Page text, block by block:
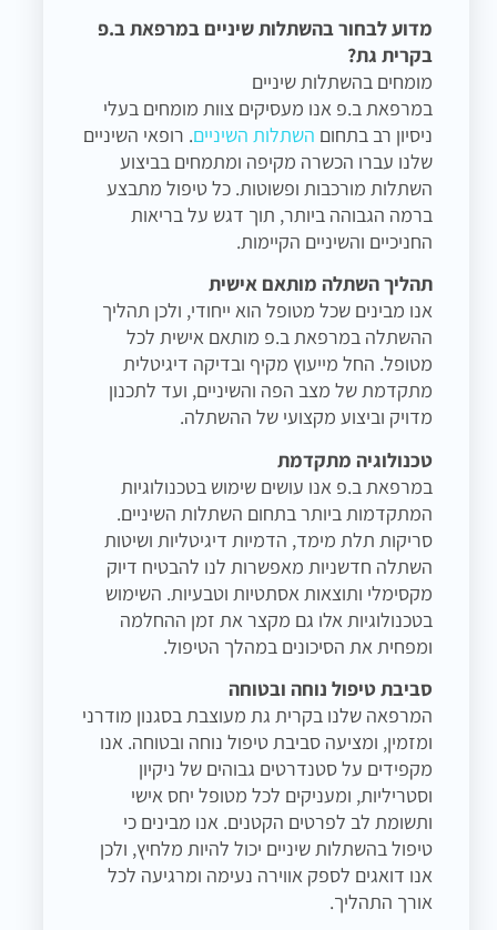
מדוע לבחור בהשתלות שיניים במרפאת ב.פ
בקרית גת?
מומחים בהשתלות שיניים
במרפאת ב.פ אנו מעסיקים צוות מומחים בעלי
ניסיון רב בתחום השתלות השיניים. רופאי השיניים
שלנו עברו הכשרה מקיפה ומתמחים בביצוע
השתלות מורכבות ופשוטות. כל טיפול מתבצע
ברמה הגבוהה ביותר, תוך דגש על בריאות
החניכיים והשיניים הקיימות.
תהליך השתלה מותאם אישית
אנו מבינים שכל מטופל הוא ייחודי, ולכן תהליך
ההשתלה במרפאת ב.פ מותאם אישית לכל
מטופל. החל מייעוץ מקיף ובדיקה דיגיטלית
מתקדמת של מצב הפה והשיניים, ועד לתכנון
מדויק וביצוע מקצועי של ההשתלה.
טכנולוגיה מתקדמת
במרפאת ב.פ אנו עושים שימוש בטכנולוגיות
המתקדמות ביותר בתחום השתלות השיניים.
סריקות תלת מימד, הדמיות דיגיטליות ושיטות
השתלה חדשניות מאפשרות לנו להבטיח דיוק
מקסימלי ותוצאות אסתטיות וטבעיות. השימוש
בטכנולוגיות אלו גם מקצר את זמן ההחלמה
ומפחית את הסיכונים במהלך הטיפול.
סביבת טיפול נוחה ובטוחה
המרפאה שלנו בקרית גת מעוצבת בסגנון מודרני
ומזמין, ומציעה סביבת טיפול נוחה ובטוחה. אנו
מקפידים על סטנדרטים גבוהים של ניקיון
וסטריליות, ומעניקים לכל מטופל יחס אישי
ותשומת לב לפרטים הקטנים. אנו מבינים כי
טיפול בהשתלות שיניים יכול להיות מלחיץ, ולכן
אנו דואגים לספק אווירה נעימה ומרגיעה לכל
אורך התהליך.